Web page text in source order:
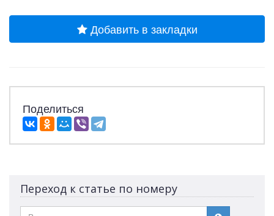
Добавить в закладки
Поделиться
Переход к статье по номеру